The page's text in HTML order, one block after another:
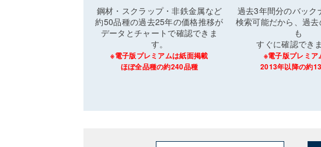
鋼材・スクラップ・非鉄金属など
約50品種の過去25年の価格推移が
データとチャートで確認できま
す。
※電子版プレミアムは紙面掲載
ほぼ全品種の約240品種
過去3年間分のバック
検索可能だから、過
も
すぐに確認できま
※電子版プレミア
2013年以降の約